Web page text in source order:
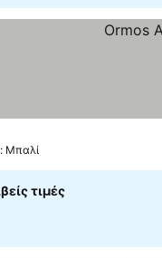
Μπαλί
τιμές